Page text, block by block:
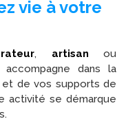
vie à votre
, artisan ou
dans la
de vos supports de
activité se démarque